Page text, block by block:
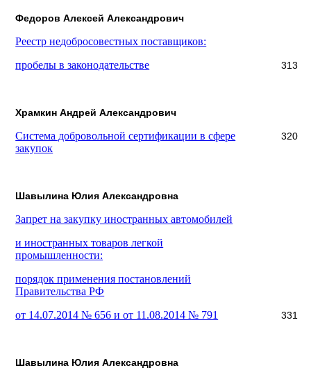
Федоров Алексей Александрович
Реестр недобросовестных поставщиков:
пробелы в законодательстве
313
Храмкин Андрей Александрович
Система добровольной сертификации в сфере
закупок
320
Шавылина Юлия Александровна
Запрет на закупку иностранных автомобилей
и иностранных товаров легкой
промышленности:
порядок применения постановлений
Правительства РФ
от 14.07.2014 № 656 и от 11.08.2014 № 791
331
Шавылина Юлия Александровна